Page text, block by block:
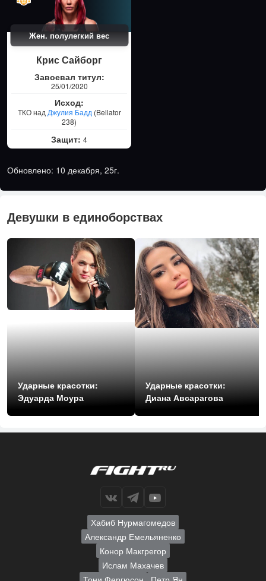
Жен. полулегкий вес
Крис Сайборг
Завоевал титул:
25/01/2020
Исход:
ТКО над Джулия Бадд (Bellator
238)
Защит: 4
Обновлено: 10 декабря, 25г.
Девушки в единоборствах
Ударные красотки:
Эдуарда Моура
Ударные красотки:
Диана Авсарагова
Хабиб Нурмагомедов
Александр Емельяненко
Конор Макгрегор
Ислам Махачев